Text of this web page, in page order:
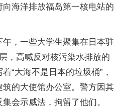
海洋排放福岛第一核电站的
，一些大学生聚集在日本驻
，高喊反对核污染水排放的
“大海不是日本的垃圾桶”，
的大使馆办公室。警方因其
会示威法，拘留了他们。